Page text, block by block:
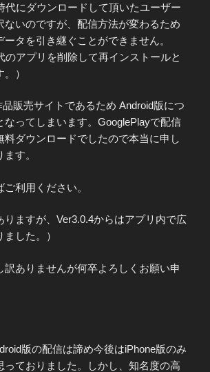
代にダウンロードして頂いたユーザー
ないのですが、配信方法が変わるため
タを引き継ぐことができません。
のアプリを削除して再インストールと
）
販売サイトであるため Android版につ
なってしまいます。GooglePlayで配信
料ダウンロードでしたので本当に申し
す。
利用ください。
りますが、Ver3.0.4からはアプリ内で広
した。）
訳ありませんが何卒よろしくお願い申
版の配信は諦め今後はiPhone版のみ
っておりました。しかし、知名度の高